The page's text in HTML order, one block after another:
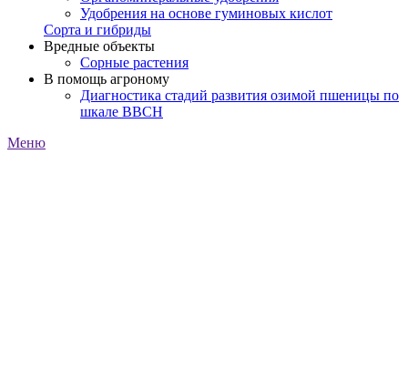
Удобрения на основе гуминовых кислот
Сорта и гибриды
Вредные объекты
Сорные растения
В помощь агроному
Диагностика стадий развития озимой пшеницы по
шкале ВВСН
Меню